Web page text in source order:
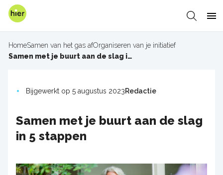
Overslaan
Zoeken
Kruimelpad
HomeSamen van het gas afOrganiseren van je initiatief
Samen met je buurt aan de slag in 5 stappen
Bijgewerkt op 5 augustus 2023Redactie
Samen met je buurt aan de slag
in 5 stappen